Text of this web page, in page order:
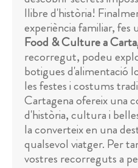
llibre d'història!
experiència familiar, fes
Food & Culture a
recorregut, podeu
botigues d'alimentació
les festes i costums
Cartagena ofereix una
d'història, cultura i
la converteix en una
qualsevol viatger. Per
vostres recorreguts a